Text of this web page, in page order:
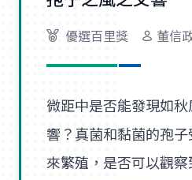
優選百里獎 董信
微距中是否能發現如
響？真菌和黏菌的孢
來繁殖，是否可以觀